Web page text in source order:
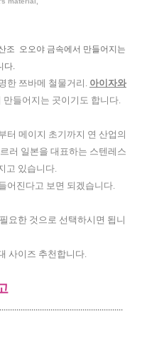
조 오오야 금속에서 만들어지는
다.
한 쯔바메 철물거리. 아이자와
들어지는 곳이기도 합니다.
터 메이지 초기까지 연 산업의
러 일본을 대표하는 스텐레스
고 있습니다.
어진다고 보면 되겠습니다.
요한 것으로 선택하시면 됩니
사이즈 추천합니다.